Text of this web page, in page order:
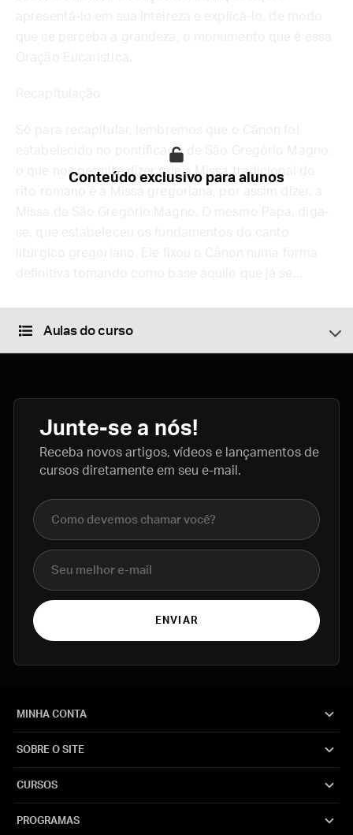
estabelecido no pontificado de São Gregório Magno,
o que nos permite dizer que a Missa tradicional do
Conteúdo exclusivo para alunos
Aulas do curso
Junte-se a nós!
Receba novos artigos, vídeos e lançamentos de
cursos diretamente em seu e-mail.
Nome completo
E-mail
ENVIAR
MINHA CONTA
SOBRE O SITE
CURSOS
PROGRAMAS